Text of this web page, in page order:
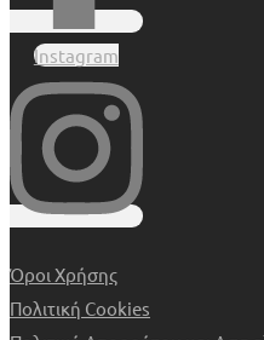
Instagram
Όροι Χρήσης
Πολιτική Cookies